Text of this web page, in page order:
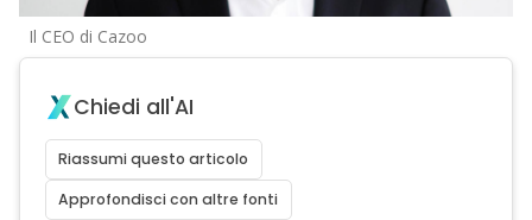
Il CEO di Cazoo
Chiedi all'AI
Riassumi questo articolo
Approfondisci con altre fonti